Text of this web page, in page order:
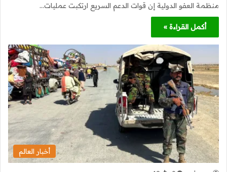
منظمة العفو الدولية إن قوات الدعم السريع ارتكبت عمليات…
أكمل القراءة »
أخبار العالم